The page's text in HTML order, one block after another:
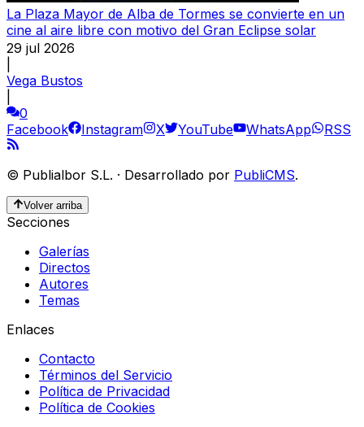
La Plaza Mayor de Alba de Tormes se convierte en un
cine al aire libre con motivo del Gran Eclipse solar
29 jul 2026
Vega Bustos
0
Facebook
Instagram X YouTube WhatsApp RSS
© Publialbor S.L. · Desarrollado por PubliCMS.
Volver arriba
Secciones
Galerías
Directos
Autores
Temas
Enlaces
Contacto
Términos del Servicio
Política de Privacidad
Política de Cookies